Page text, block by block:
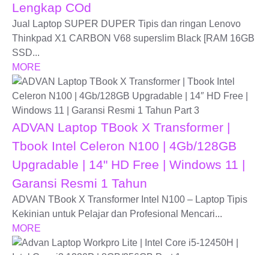
Lengkap COd
Jual Laptop SUPER DUPER Tipis dan ringan Lenovo
Thinkpad X1 CARBON V68 superslim Black [RAM 16GB
SSD...
MORE
ADVAN Laptop TBook X Transformer |
Tbook Intel Celeron N100 | 4Gb/128GB
Upgradable | 14" HD Free | Windows 11 |
Garansi Resmi 1 Tahun
ADVAN TBook X Transformer Intel N100 – Laptop Tipis
Kekinian untuk Pelajar dan Profesional Mencari...
MORE